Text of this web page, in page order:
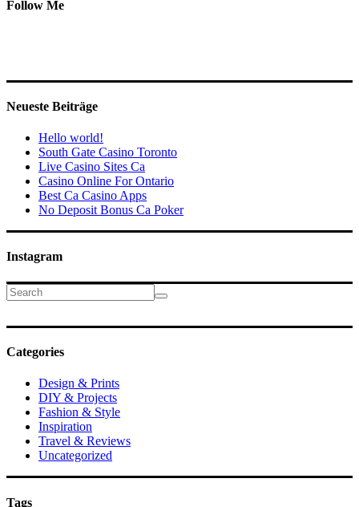
Follow Me
Neueste Beiträge
Hello world!
South Gate Casino Toronto
Live Casino Sites Ca
Casino Online For Ontario
Best Ca Casino Apps
No Deposit Bonus Ca Poker
Instagram
Search
Categories
Design & Prints
DIY & Projects
Fashion & Style
Inspiration
Travel & Reviews
Uncategorized
Tags